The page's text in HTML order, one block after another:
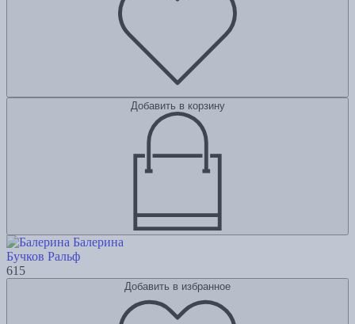
Добавить в корзину
Балерина
Бучков Ральф
615
Добавить в избранное